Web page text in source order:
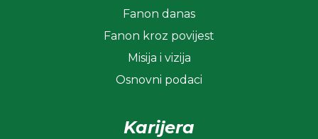
Fanon danas
Fanon kroz povijest
Misija i vizija
Osnovni podaci
Karijera